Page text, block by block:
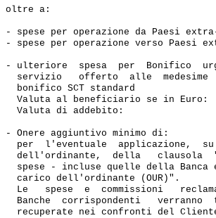
oltre a:
- spese per operazione da Paesi
- spese per operazione verso Paesi
- ulteriore  spesa  per  Bonifico
servizio   offerto  alle  medesime
  bonifico SCT standard
Valuta al beneficiario se in Euro:
Valuta di addebito:
- Onere aggiuntivo minimo di:
per  l'eventuale  applicazione,
dell'ordinante,  della   clausola
spese - incluse quelle della Banca
  carico dell'ordinante (OUR)".
Le   spese  e  commissioni
Banche  corrispondenti   verranno
recuperate nei confronti del